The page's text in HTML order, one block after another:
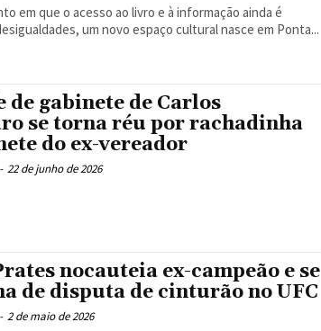
em que o acesso ao livro e à informação ainda é
um novo espaço cultural nasce em Ponta...
de gabinete de Carlos
se torna réu por rachadinha
do ex-vereador
- 22 de junho de 2026
nocauteia ex-campeão e se
de disputa de cinturão no UFC
- 2 de maio de 2026